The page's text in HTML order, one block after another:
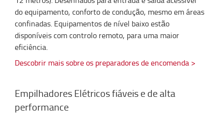
do equipamento, conforto de condução, mesmo em áreas
confinadas. Equipamentos de nível baixo estão
disponíveis com controlo remoto, para uma maior
eficiência.
Descobrir mais sobre os preparadores de encomenda >
Empilhadores Elétricos fiáveis e de alta
performance